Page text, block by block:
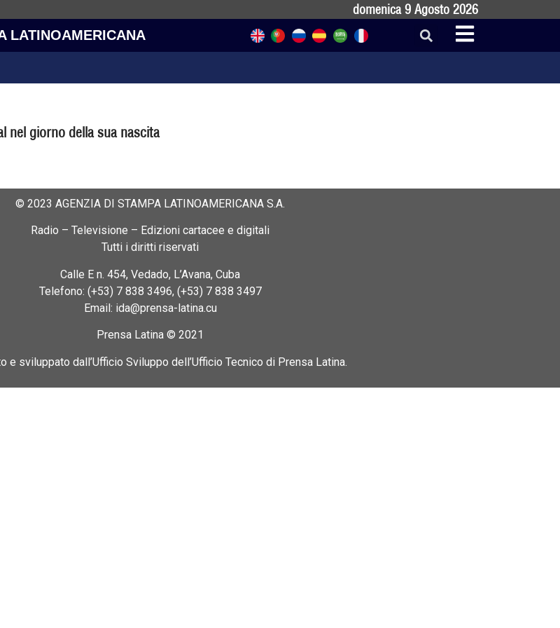
domenica 9 Agosto 2026
LATINOAMERICANA
nel giorno della sua nascita
© 2023 AGENZIA DI STAMPA LATINOAMERICANA S.A.
Radio – Televisione – Edizioni cartacee e digitali
Tutti i diritti riservati
Calle E n. 454, Vedado, L’Avana, Cuba
Telefono: (+53) 7 838 3496, (+53) 7 838 3497
Email: ida@prensa-latina.cu
Prensa Latina © 2021
e sviluppato dall’Ufficio Sviluppo dell’Ufficio Tecnico di Prensa Latina.